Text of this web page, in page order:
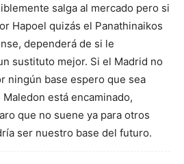
salga al mercado pero si
Hapoel quizás el Panathinaikos
dependerá de si le
sustituto mejor. Si el Madrid no
ningún base espero que sea
está encaminado,
que no suene ya para otros
ser nuestro base del futuro.